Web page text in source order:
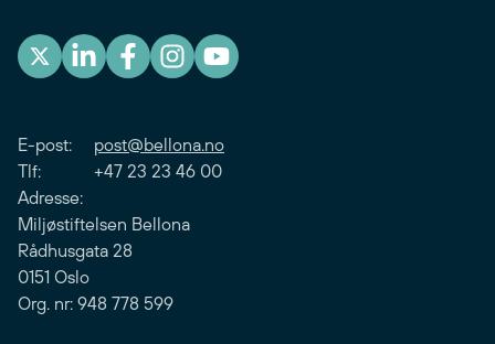
E-post: post@bellona.no
Tlf: +47 23 23 46 00
Adresse:
Miljøstiftelsen Bellona
Rådhusgata 28
0151 Oslo
Org. nr: 948 778 599